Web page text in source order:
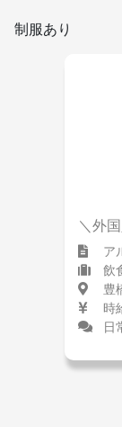
制服あり
＼外
ア
飲
豊
時
日